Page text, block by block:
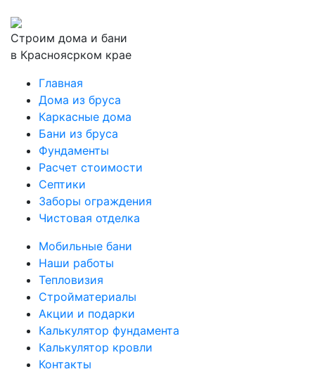
Строим дома и бани
в Красноясрком крае
Главная
Дома из бруса
Каркасные дома
Бани из бруса
Фундаменты
Расчет стоимости
Септики
Заборы ограждения
Чистовая отделка
Мобильные бани
Наши работы
Тепловизия
Стройматериалы
Акции и подарки
Калькулятор фундамента
Калькулятор кровли
Контакты